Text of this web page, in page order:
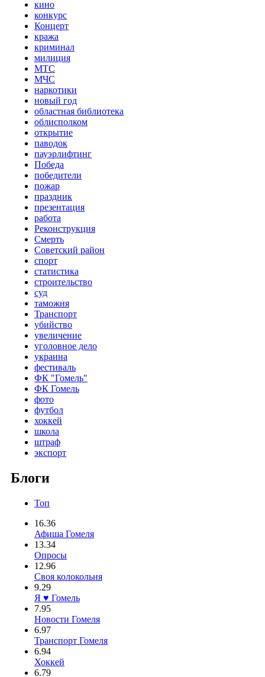
кино
конкурс
Концерт
кража
криминал
милиция
МТС
МЧС
наркотики
новый год
областная библиотека
облисполком
открытие
паводок
пауэрлифтинг
Победа
победители
пожар
праздник
презентация
работа
Реконструкция
Смерть
Советский район
спорт
статистика
строительство
суд
таможня
Транспорт
убийство
увеличение
уголовное дело
украина
фестиваль
ФК "Гомель"
ФК Гомель
фото
футбол
хоккей
школа
штраф
экспорт
Блоги
Топ
16.36
Афиша Гомеля
13.34
Опросы
12.96
Своя колокольня
9.29
Я ♥ Гомель
7.95
Новости Гомеля
6.97
Транспорт Гомеля
6.94
Хоккей
6.79